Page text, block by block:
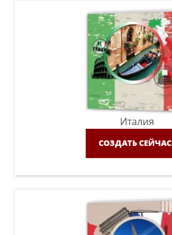
Италия
СОЗДАТЬ СЕЙЧАС